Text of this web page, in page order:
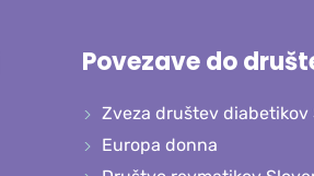
Povezave do
Zveza društev diabetikov
Europa donna